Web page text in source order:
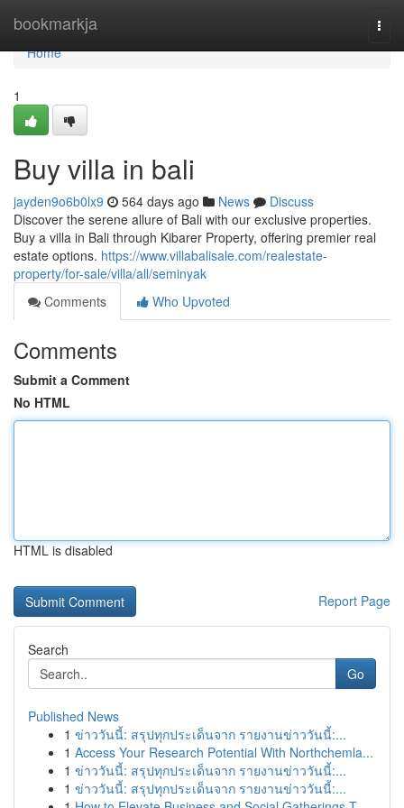
bookmarkja
Home
Home
1
Buy villa in bali
jayden9o6b0lx9 564 days ago News
Discuss
Discover the serene allure of Bali with our exclusive properties.
Buy a villa in Bali through Kibarer Property, offering premier real
estate options. https://www.villabalisale.com/realestate-
property/for-sale/villa/all/seminyak
Comments
Who Upvoted
Comments
Submit a Comment
No HTML
HTML is disabled
Report Page
Search
Go
Published News
1 ข่าววันนี้: สรุปทุกประเด็นจาก รายงานข่าววันนี้:...
1 Access Your Research Potential With Northchemla...
1 ข่าววันนี้: สรุปทุกประเด็นจาก รายงานข่าววันนี้:...
1 ข่าววันนี้: สรุปทุกประเด็นจาก รายงานข่าววันนี้:...